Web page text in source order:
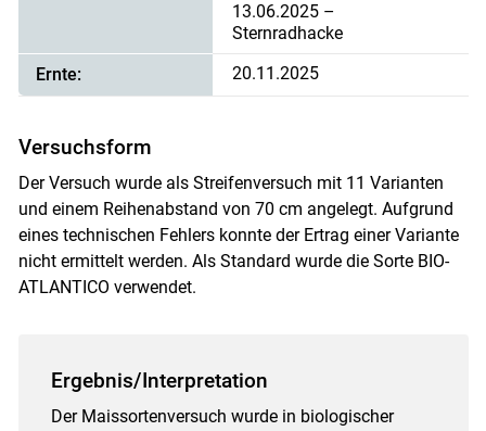
13.06.2025 –
Sternradhacke
Ernte:
20.11.2025
Versuchsform
Der Versuch wurde als Streifenversuch mit 11 Varianten
und einem Reihenabstand von 70 cm angelegt. Aufgrund
eines technischen Fehlers konnte der Ertrag einer Variante
nicht ermittelt werden. Als Standard wurde die Sorte BIO-
ATLANTICO verwendet.
Ergebnis/Interpretation
Der Maissortenversuch wurde in biologischer